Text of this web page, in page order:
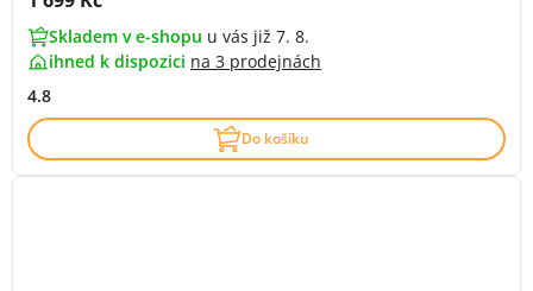
Skladem v e-shopu u vás již 7. 8.
ihned k dispozici na 3 prodejnách
4.8
Do košíku